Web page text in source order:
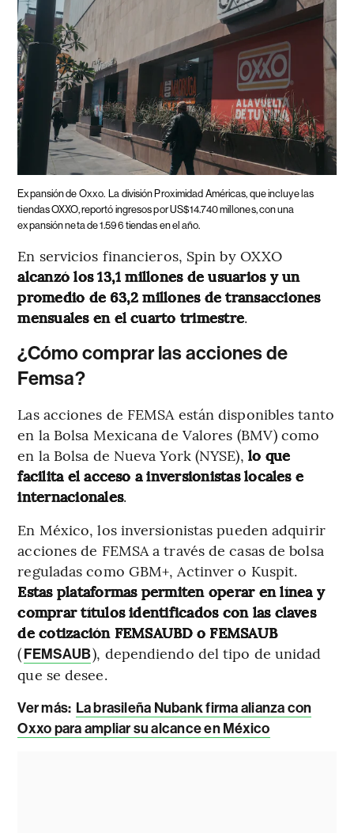
Expansión de Oxxo. La división Proximidad Américas, que incluye las
tiendas OXXO, reportó ingresos por US$14.740 millones, con una
expansión neta de 1.596 tiendas en el año.
En servicios financieros, Spin by OXXO
alcanzó los 13,1 millones de usuarios y un
promedio de 63,2 millones de transacciones
mensuales en el cuarto trimestre​.
¿Cómo comprar las acciones de
Femsa?
Las acciones de FEMSA están disponibles tanto
en la Bolsa Mexicana de Valores (BMV) como
en la Bolsa de Nueva York (NYSE), lo que
facilita el acceso a inversionistas locales e
internacionales.
En México, los inversionistas pueden adquirir
acciones de FEMSA a través de casas de bolsa
reguladas como GBM+, Actinver o Kuspit.
Estas plataformas permiten operar en línea y
comprar títulos identificados con las claves
de cotización FEMSAUBD o FEMSAUB
(FEMSAUB), dependiendo del tipo de unidad
que se desee.
Ver más: La brasileña Nubank firma alianza con
Oxxo para ampliar su alcance en México